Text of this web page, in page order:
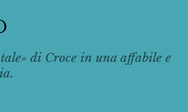
di Croce in una affabile e